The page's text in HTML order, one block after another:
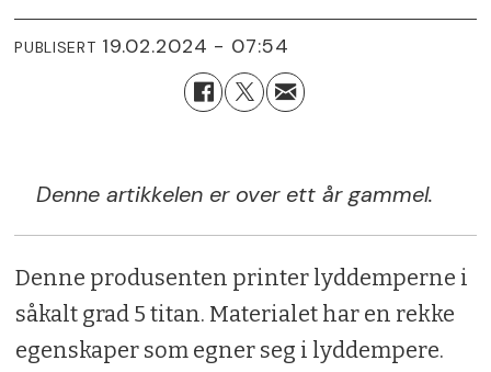
PUBLISERT 19.02.2024 - 07:54
Denne artikkelen er over ett år gammel.
Denne produsenten printer lyddemperne i
såkalt grad 5 titan. Materialet har en rekke
egenskaper som egner seg i lyddempere.